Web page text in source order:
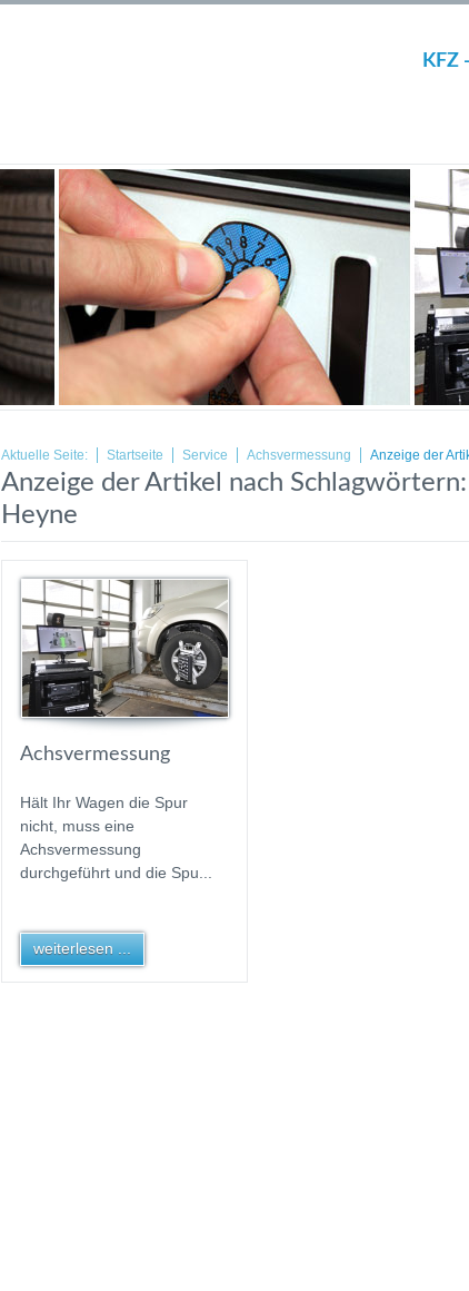
KFZ
Aktuelle Seite: Startseite Service Achsvermessung Anzeige der
Anzeige der Artikel nach
Heyne
Achsvermessung
Hält Ihr Wagen die Spur
nicht, muss eine
Achsvermessung
durchgeführt und die Spu...
weiterlesen ...